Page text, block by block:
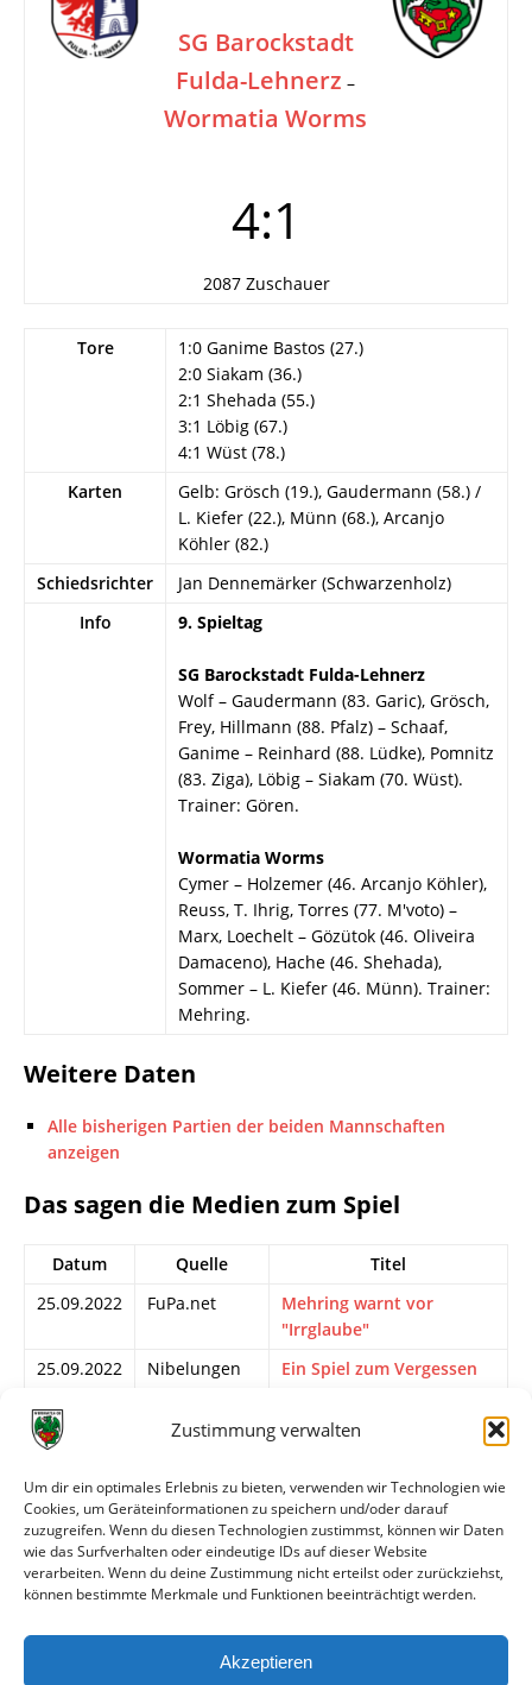
Zustimmung verwalten
Um dir ein optimales Erlebnis zu bieten, verwenden wir Technologien wie
Cookies, um Geräteinformationen zu speichern und/oder darauf
zuzugreifen. Wenn du diesen Technologien zustimmst, können wir Daten
wie das Surfverhalten oder eindeutige IDs auf dieser Website
verarbeiten. Wenn du deine Zustimmung nicht erteilst oder zurückziehst,
können bestimmte Merkmale und Funktionen beeinträchtigt werden.
Akzeptieren
SG Barockstadt
Fulda-Lehnerz –
Wormatia Worms
4:1
2087 Zuschauer
Tore
1:0 Ganime Bastos (27.)
2:0 Siakam (36.)
2:1 Shehada (55.)
3:1 Löbig (67.)
4:1 Wüst (78.)
Karten
Gelb: Grösch (19.), Gaudermann (58.) /
L. Kiefer (22.), Münn (68.), Arcanjo
Köhler (82.)
Schiedsrichter
Jan Dennemärker (Schwarzenholz)
Info
9. Spieltag
SG Barockstadt Fulda-Lehnerz
Wolf – Gaudermann (83. Garic), Grösch,
Frey, Hillmann (88. Pfalz) – Schaaf,
Ganime – Reinhard (88. Lüdke), Pomnitz
(83. Ziga), Löbig – Siakam (70. Wüst).
Trainer: Gören.
Wormatia Worms
Cymer – Holzemer (46. Arcanjo Köhler),
Reuss, T. Ihrig, Torres (77. M'voto) –
Marx, Loechelt – Gözütok (46. Oliveira
Damaceno), Hache (46. Shehada),
Sommer – L. Kiefer (46. Münn). Trainer:
Mehring.
Weitere Daten
Alle bisherigen Partien der beiden Mannschaften
anzeigen
Das sagen die Medien zum Spiel
Datum Quelle
Titel
25.09.2022
FuPa.net
Mehring warnt vor
"Irrglaube"
25.09.2022
Nibelungen
Ein Spiel zum Vergessen
24.09.2022 torgranate.de
Hillmann überragt:
Sieg gegen Worms
24.09.2022
wormatia.de
Wormatia gibt
Schützenhilfe in der
Barockstadt
Wormatia Beuteschema